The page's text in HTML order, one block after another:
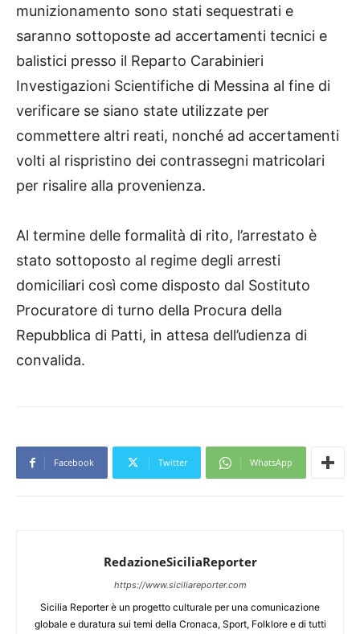
munizionamento sono stati sequestrati e
saranno sottoposte ad accertamenti tecnici e
balistici presso il Reparto Carabinieri
Investigazioni Scientifiche di Messina al fine di
verificare se siano state utilizzate per
commettere altri reati, nonché ad accertamenti
volti al rispristino dei contrassegni matricolari
per risalire alla provenienza.
Al termine delle formalità di rito, l’arrestato è
stato sottoposto al regime degli arresti
domiciliari così come disposto dal Sostituto
Procuratore di turno della Procura della
Repubblica di Patti, in attesa dell’udienza di
convalida.
Facebook Twitter WhatsApp
RedazioneSiciliaReporter
https://www.siciliareporter.com
Sicilia Reporter è un progetto culturale per una comunicazione
globale e duratura sui temi della Cronaca, Sport, Folklore e di tutti